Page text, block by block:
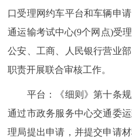
口受理网约车平台和车辆申
通运输考试中心(9个网点)受
公安、工商、人民银行营业
职责开展联合审核工作。
平台：《细则》第十条规
通过市政务服务中心交通委
理局提出申请，并提交申请